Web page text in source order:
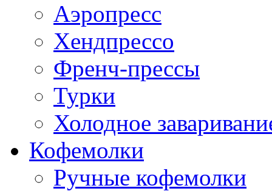
Аэропресс
Хендпрессо
Френч-прессы
Турки
Холодное
Кофемолки
Ручные кофемолки